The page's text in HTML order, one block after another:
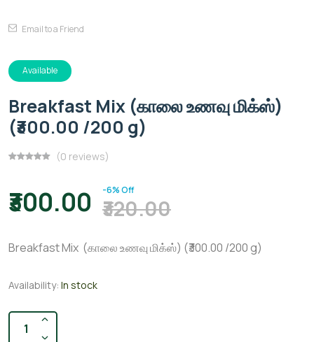
Email to a Friend
Available
Breakfast Mix (காலை உணவு மிக்ஸ்)
(₹300.00 /200 g)
(0 reviews)
₹300.00 -6% Off
₹320.00
Breakfast Mix (காலை உணவு மிக்ஸ்) (₹300.00 /200 g)
Availability: In stock